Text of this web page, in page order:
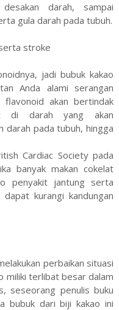
darah, sampai
gula darah pada tubuh.
stroke
jadi bubuk kakao
Anda alami serangan
akan bertindak
di darah yang akan
pada tubuh, hingga
Cardiac Society pada
banyak makan cokelat
penyakit jantung serta
kurangi kandungan
perbaikan situasi
miliki terlibat besar dalam
seseorang penulis buku
bubuk dari biji kakao ini